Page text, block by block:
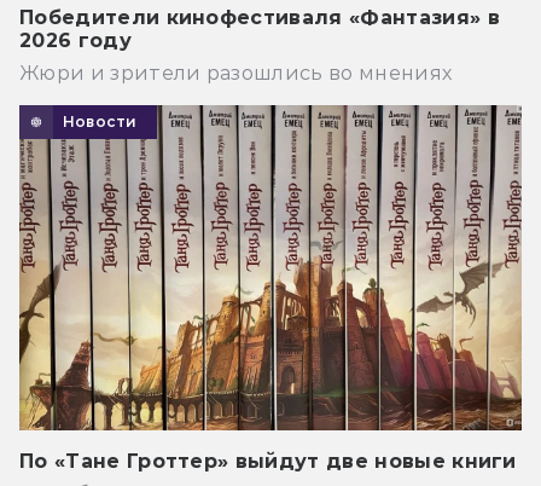
Победители кинофестиваля «Фантазия» в
2026 году
Жюри и зрители разошлись во мнениях
Новости
По «Тане Гроттер» выйдут две новые книги